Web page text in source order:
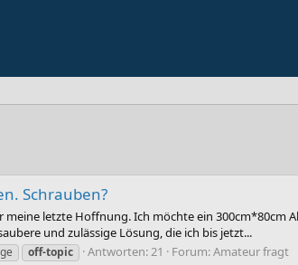
Schrauben?
letzte Hoffnung. Ich möchte ein 300cm*80cm
und zulässige Lösung, die ich bis jetzt...
off-topic Antworten: 21 Forum:Amateur fragt